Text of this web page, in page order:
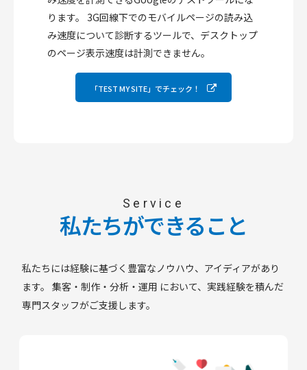
ります。
3G回線下でのモバイルページの読み込
み速度について診断するツールで、デスクトップ
のページ表示速度は計測できません。
「TEST MY SITE」でチェック！
Service
私たちができること
私たちには経験に基づく豊富なノウハウ、アイディアがあり
ます。 集客・制作・分析・運用 において、実践経験を積んだ
専門スタッフがご支援します。